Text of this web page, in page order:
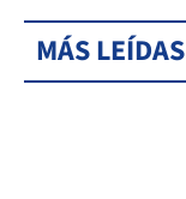
MÁS LEÍDAS